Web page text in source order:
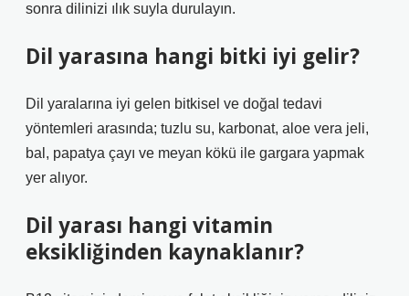
sonra dilinizi ılık suyla durulayın.
Dil yarasına hangi bitki iyi gelir?
Dil yaralarına iyi gelen bitkisel ve doğal tedavi
yöntemleri arasında; tuzlu su, karbonat, aloe vera jeli,
bal, papatya çayı ve meyan kökü ile gargara yapmak
yer alıyor.
Dil yarası hangi vitamin
eksikliğinden kaynaklanır?